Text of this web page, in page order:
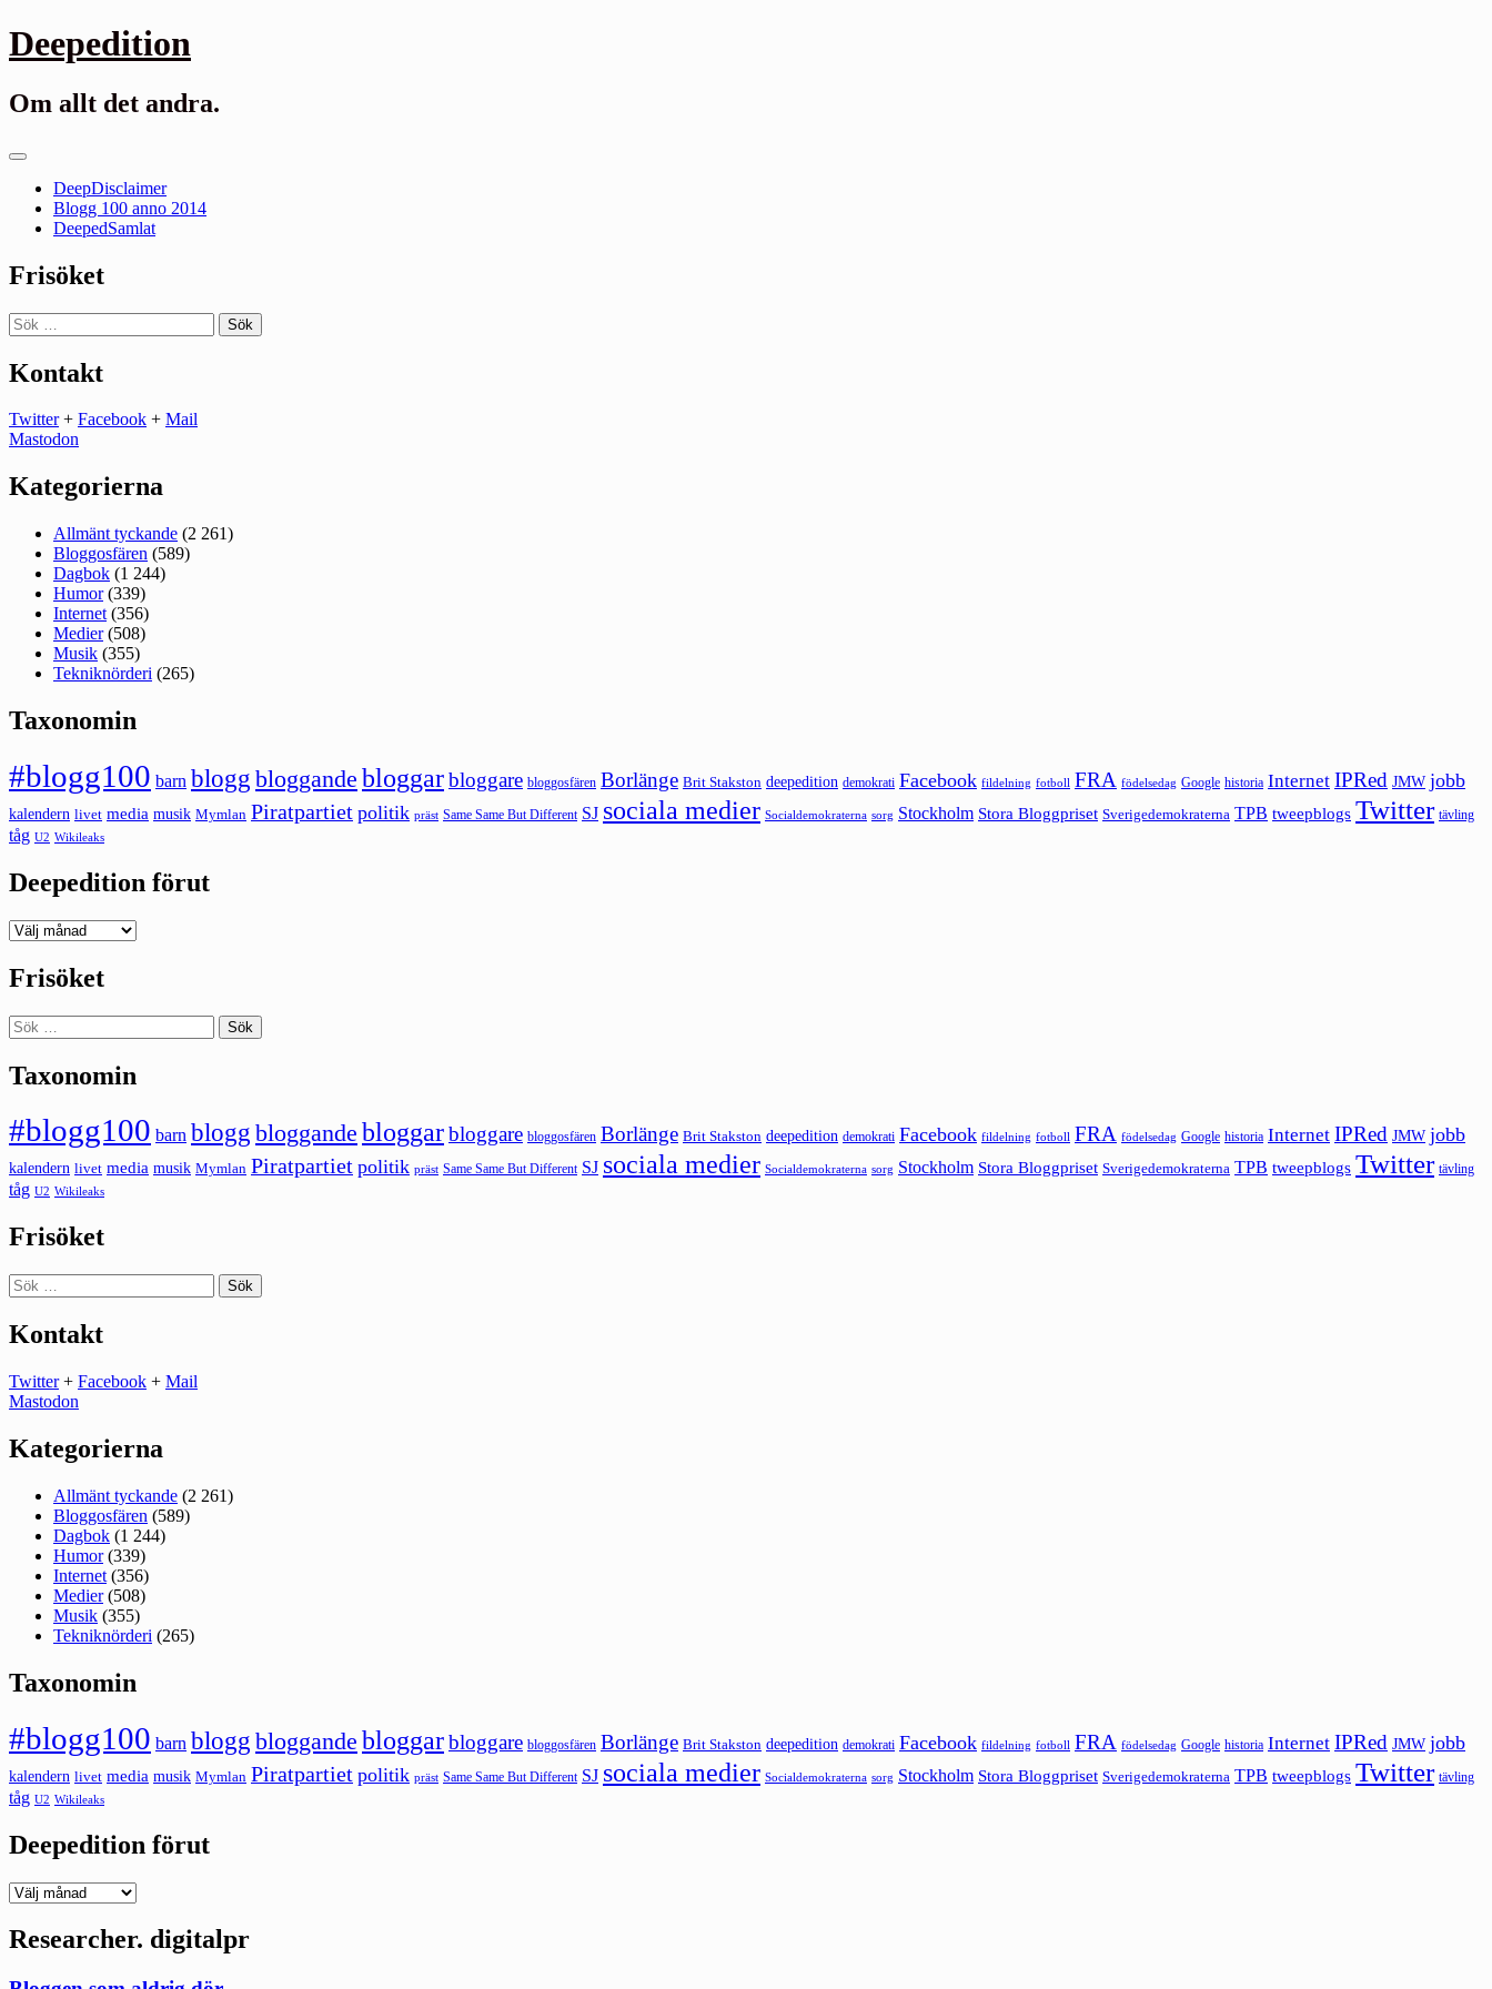
Gå
till
Deepedition
Om allt det andra.
Primär
DeepDisclaimer
Blogg 100 anno 2014
DeepedSamlat
Frisöket
Sök
efter:
Kontakt
Twitter+ Facebook + Mail
Mastodon
Kategorierna
Allmänt tyckande (2 261)
Bloggosfären (589)
Dagbok (1 244)
Humor(339)
Internet (356)
Medier(508)
Musik (355)
Tekniknörderi (265)
Taxonomin
#blogg100 barn blogg bloggande bloggarbloggare bloggosfären Borlänge Brit Stakston deepedition demokrati Facebook fildelning fotboll FRA födelsedag Google historia Internet IPRed JMW jobb
kalendern livet media musik Mymlan Piratpartiet politik präst Same Same But Different SJ sociala medier Socialdemokraterna sorg Stockholm Stora Bloggpriset Sverigedemokraterna TPB tweepblogs Twitter tävling
tåg U2 Wikileaks
Deepedition förut
Deepedition
Frisöket
Sök
efter:
Taxonomin
#blogg100 barn blogg bloggande bloggarbloggare bloggosfären Borlänge Brit Stakston deepedition demokrati Facebook fildelning fotboll FRA födelsedag Google historia Internet IPRed JMW jobb
kalendern livet media musik Mymlan Piratpartiet politik präst Same Same But Different SJ sociala medier Socialdemokraterna sorg Stockholm Stora Bloggpriset Sverigedemokraterna TPB tweepblogs Twitter tävling
tåg U2 Wikileaks
Frisöket
Sök
efter:
Kontakt
Twitter+ Facebook + Mail
Mastodon
Kategorierna
Allmänt tyckande (2 261)
Bloggosfären (589)
Dagbok (1 244)
Humor(339)
Internet (356)
Medier(508)
Musik (355)
Tekniknörderi (265)
Taxonomin
#blogg100 barn blogg bloggande bloggarbloggare bloggosfären Borlänge Brit Stakston deepedition demokrati Facebook fildelning fotboll FRA födelsedag Google historia Internet IPRed JMW jobb
kalendern livet media musik Mymlan Piratpartiet politik präst Same Same But Different SJ sociala medier Socialdemokraterna sorg Stockholm Stora Bloggpriset Sverigedemokraterna TPB tweepblogs Twitter tävling
tåg U2 Wikileaks
Deepedition förut
Deepedition
Researcher. digitalpr